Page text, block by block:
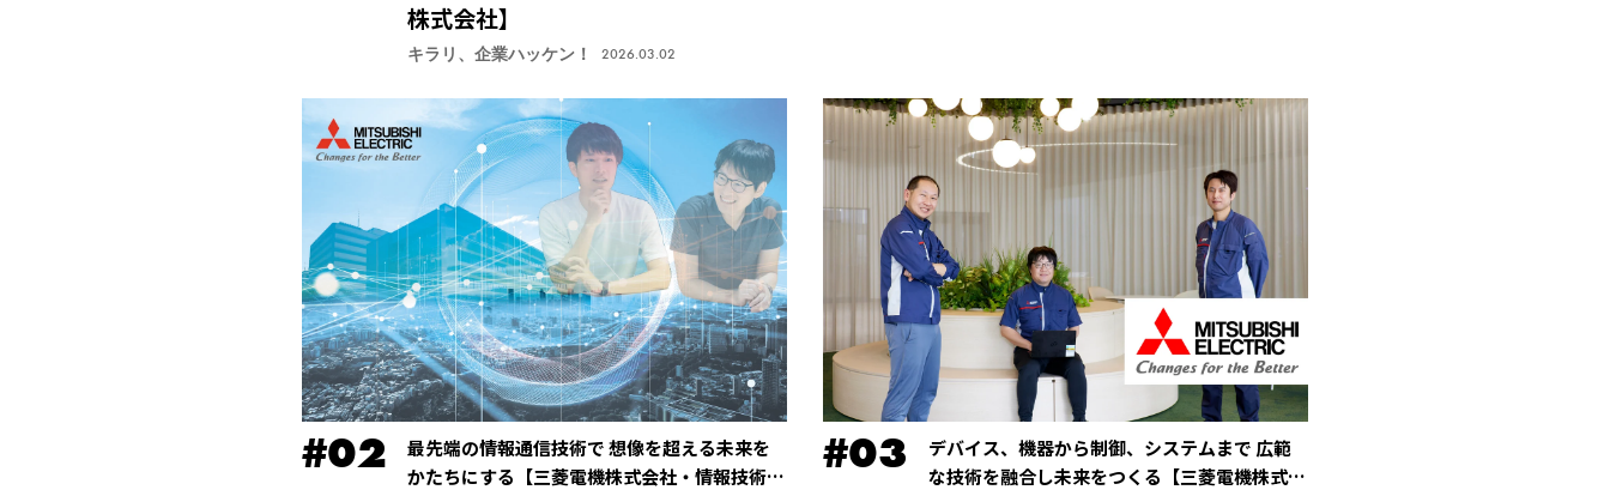
株式会社】
キラリ、企業ハッケン！ 2026.03.02
最先端の情報通信技術で 想像を超える未来を
かたちにする【三菱電機株式会社・情報技術総
デバイス、機器から制御、システムまで 広範
な技術を融合し未来をつくる【三菱電機株式会